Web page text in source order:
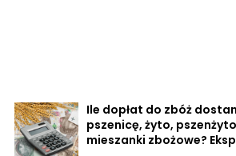
Ile dopłat do zbóż
pszenicę, żyto,
mieszanki zbożowe?